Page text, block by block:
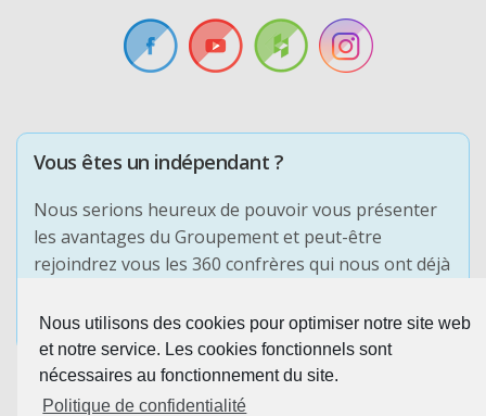
Vous êtes un indépendant ?
Nous serions heureux de pouvoir vous présenter
les avantages du Groupement et peut-être
rejoindrez vous les 360 confrères qui nous ont déjà
PRENDRE CONTACT
Nous utilisons des cookies pour optimiser notre site web
et notre service. Les cookies fonctionnels sont
nécessaires au fonctionnement du site.
Politique de confidentialité